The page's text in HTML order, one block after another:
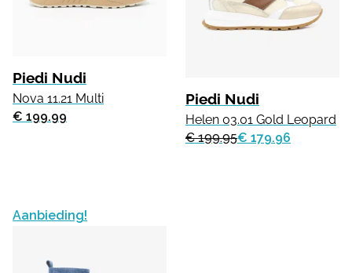
Piedi Nudi
Nova 11.21 Multi
€ 199.99
Piedi Nudi
Helen 03.01 Gold Leopard
€ 199.95€ 179.96
Aanbieding!